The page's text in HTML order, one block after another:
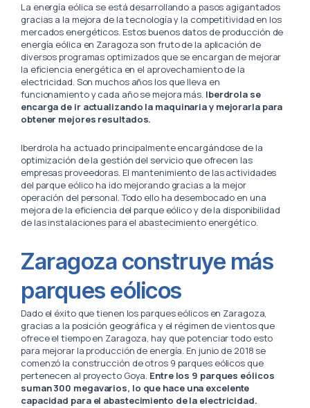
La energía eólica se está desarrollando a pasos agigantados
gracias a la mejora de la tecnología y la competitividad en los
mercados energéticos. Estos buenos datos de producción de
energía eólica en Zaragoza son fruto de la aplicación de
diversos programas optimizados que se encargan de mejorar
la eficiencia energética en el aprovechamiento de la
electricidad. Son muchos años los que lleva en
funcionamiento y cada año se mejora más. Iberdrola se
encarga de ir actualizando la maquinaria y mejorarla para
obtener mejores resultados.
Iberdrola ha actuado principalmente encargándose de la
optimización de la gestión del servicio que ofrecen las
empresas proveedoras. El mantenimiento de las actividades
del parque eólico ha ido mejorando gracias a la mejor
operación del personal. Todo ello ha desembocado en una
mejora de la eficiencia del parque eólico y de la disponibilidad
de las instalaciones para el abastecimiento energético.
Zaragoza construye más
parques eólicos
Dado el éxito que tienen los parques eólicos en Zaragoza,
gracias a la posición geográfica y el régimen de vientos que
ofrece el tiempo en Zaragoza, hay que potenciar todo esto
para mejorar la producción de energía. En junio de 2018 se
comenzó la construcción de otros 9 parques eólicos que
pertenecen al proyecto Goya. Entre los 9 parques eólicos
suman 300 megavarios, lo que hace una excelente
capacidad para el abastecimiento de la electricidad.